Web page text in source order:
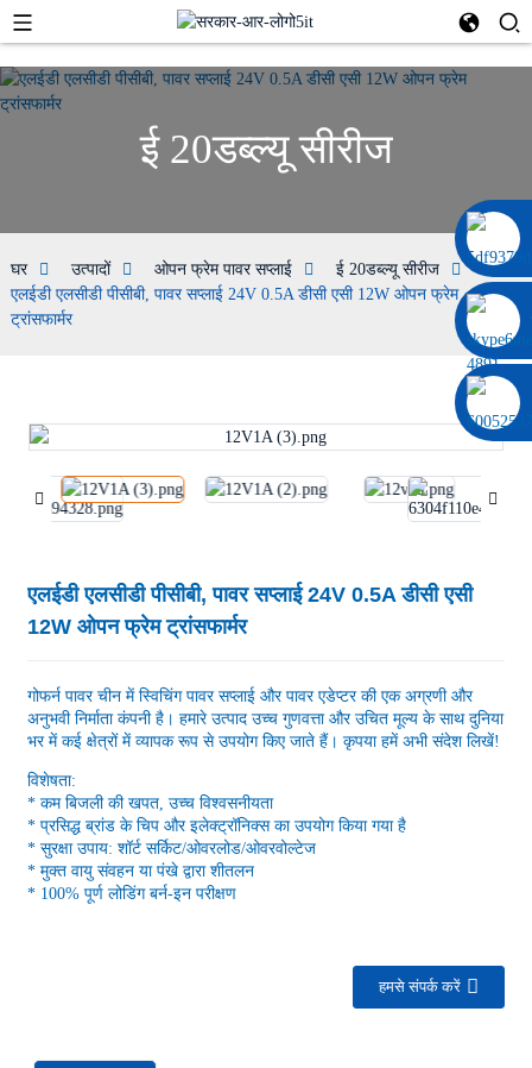
0086 13322920697
ई 20डब्ल्यू सीरीज
घर उत्पादों ओपन फ्रेम पावर सप्लाई
ई 20डब्ल्यू सीरीज
एलईडी एलसीडी पीसीबी, पावर सप्लाई 24V 0.5A डीसी एसी 12W ओपन फ्रेम
ट्रांसफार्मर
एलईडी एलसीडी पीसीबी, पावर सप्लाई 24V 0.5A डीसी एसी
12W ओपन फ्रेम ट्रांसफार्मर
गोफर्न पावर चीन में स्विचिंग पावर सप्लाई और पावर एडेप्टर की एक अग्रणी और
अनुभवी निर्माता कंपनी है। हमारे उत्पाद उच्च गुणवत्ता और उचित मूल्य के साथ दुनिया
भर में कई क्षेत्रों में व्यापक रूप से उपयोग किए जाते हैं। कृपया हमें अभी संदेश लिखें!
विशेषता:
* कम बिजली की खपत, उच्च विश्वसनीयता
* प्रसिद्ध ब्रांड के चिप और इलेक्ट्रॉनिक्स का उपयोग किया गया है
* सुरक्षा उपाय: शॉर्ट सर्किट/ओवरलोड/ओवरवोल्टेज
* मुक्त वायु संवहन या पंखे द्वारा शीतलन
* 100% पूर्ण लोडिंग बर्न-इन परीक्षण
हमसे संपर्क करें